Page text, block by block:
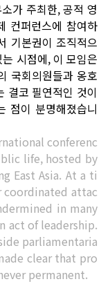
가 주최한, 공적 영
컨퍼런스에 참여하
기본권이 조직적으
시점에, 이 모임은
국회의원들과 옹호
결코 필연적인 것이
점이 분명해졌습니
conferenc
life, hosted by
East Asia. At a ti
coordinated attac
in many
act of leadership.
parliamentaria
clear that pro
permanent.